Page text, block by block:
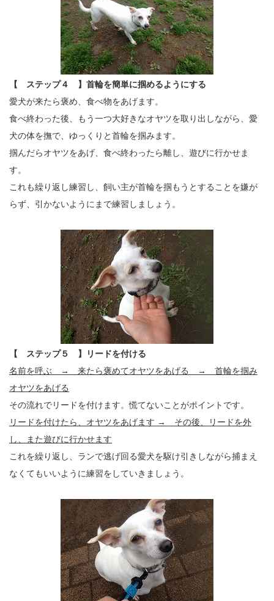
【 ステップ４ 】首輪を簡単に掴めるようにする
愛犬が来たら褒め、食べ物をあげます。
食べ終わった後、もう一つ大好きなオヤツを取り出しながら、愛
犬の体を撫で、ゆっくりと首輪を掴みます。
掴んだらオヤツをあげ、食べ終わったら離し、遊びに行かせま
す。
これも繰り返し練習し、飼い主が首輪を掴もうとすることを嫌が
らず、引かないようにまで練習しましょう。
【 ステップ５ 】リードを付ける
名前を呼ぶ → 来たら褒めてオヤツをあげる → 首輪を掴み
オヤツをあげる
その流れでリードを付けます。慌てないことがポイントです。
リードを付けたら、オヤツをあげます → その後、リードを外
し、また遊びに行かせます
これを繰り返し、ランで逃げ回る愛犬を駆け引きしながら捕まえ
なくてもいいように練習をしていきましょう。